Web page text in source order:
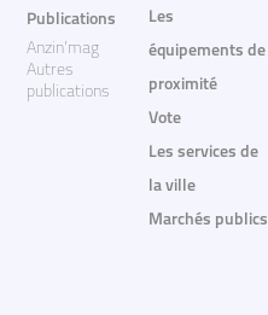
Publications
Anzin'mag
Autres
publications
Les
équipements de
proximité
Vote
Les services de
la ville
Marchés publics